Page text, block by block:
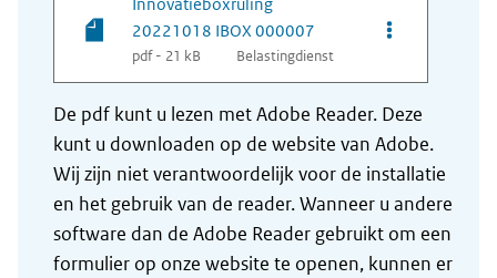
20221018 IBOX 000007
pdf - 21 kB Belastingdienst
Opties van
De pdf kunt u lezen met Adobe Reader. Deze
kunt u downloaden op de website van Adobe.
Wij zijn niet verantwoordelijk voor de installatie
en het gebruik van de reader. Wanneer u andere
software dan de Adobe Reader gebruikt om een
formulier op onze website te openen, kunnen er